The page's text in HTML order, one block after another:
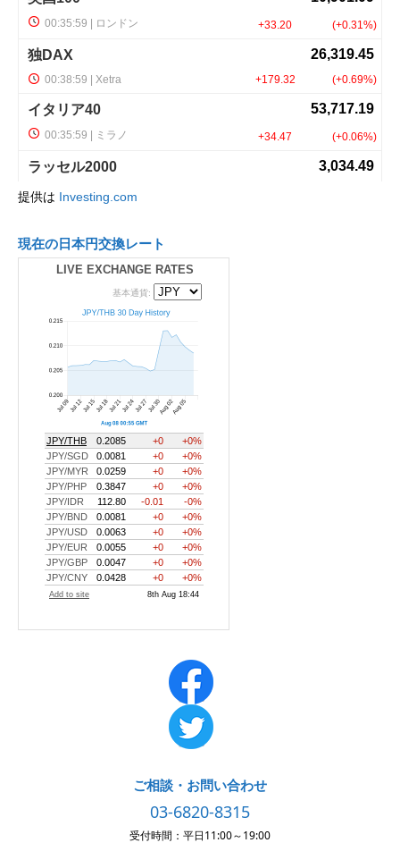
提供は Investing.com
現在の日本円交換レート
LIVE EXCHANGE RATES
ご相談・お問い合わせ
03-6820-8315
受付時間：平日11:00～19:00